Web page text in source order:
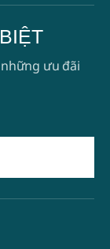
ưu đãi